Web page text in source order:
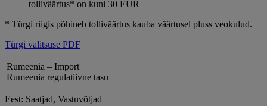
tolliväärtus* on kuni 30 EUR
* Türgi riigis põhineb tolliväärtus kauba väärtusel pluss veokulud.
Türgi valitsuse PDF
Rumeenia – Import
Rumeenia regulatiivne tasu
Eest: Saatjad, Vastuvõtjad